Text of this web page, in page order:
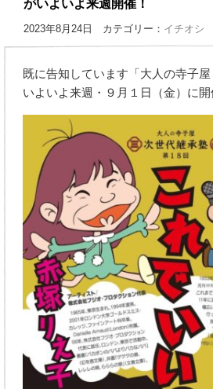
がいよいよ来週開催！
2023年8月24日 カテゴリー： イチオシ
既に告知しています「大人の寺子
いよいよ来週・９月１日（金）に開